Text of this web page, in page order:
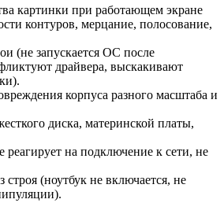
картинки при работающем экране
контуров, мерцание, полосование,
(не запускается ОС после
драйвера, выскакивают
корпуса разного масштаба и
диска, материнской платы,
реагирует на подключение к сети, не
(ноутбук не включается, не